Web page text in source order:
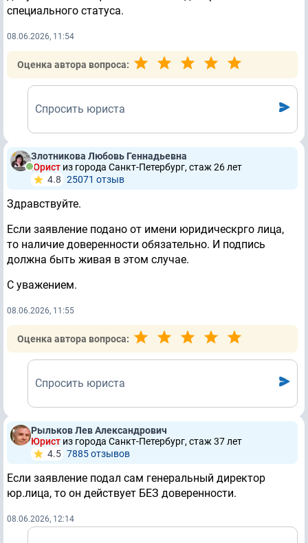
специального статуса.
08.06.2026, 11:54
Оценка автора вопроса:
Спросить юриста
Злотникова Любовь Геннадьевна
Юрист из города Санкт-Петербург, стаж 26 лет
4.8 25071 отзыв
Здравствуйте.
Если заявление подано от имени юридическрго лица,
то наличие доверенности обязательно. И подпись
должна быть живая в этом случае.
С уважением.
08.06.2026, 11:55
Оценка автора вопроса:
Спросить юриста
Рыльков Лев Александрович
Юрист из города Санкт-Петербург, стаж 37 лет
4.5 7885 отзывов
Если заявление подал сам генеральный директор
юр.лица, то он действует БЕЗ доверенности.
08.06.2026, 12:14